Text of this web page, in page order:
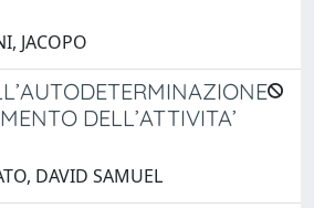
JACOPO
DELL’ATTIVITA’
DAVID SAMUEL